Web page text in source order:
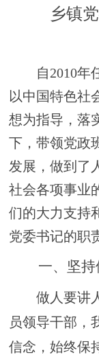
乡镇
自2010年
以中国特色社
想为指导，落
下，带领党政
发展，做到了
社会各项事业
们的大力支持
党委书记的职
一、 坚持
做人要讲
员领导干部，
信念，始终保